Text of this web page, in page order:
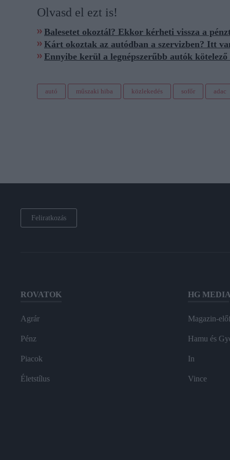
Olvasd el ezt is!
Balesetet okoztál? Ekkor kérheti vissza a
Kárt okoztak az autódban a szervizben? Itt
Ennyibe kerül a legnépszerűbb autók kötelező
autó műszaki hiba közlekedés sofőr adac
Feliratkozás
ROVATOK
Agrár
Pénz
Piacok
Életstílus
HG MEDIA
Magazin-
Hamu és
In
Vince